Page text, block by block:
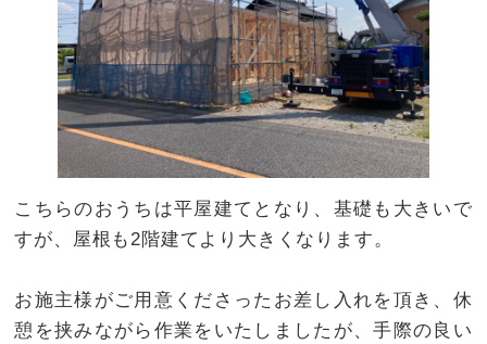
こちらのおうちは平屋建てとなり、基礎も大きいで
すが、屋根も2階建てより大きくなります。
お施主様がご用意くださったお差し入れを頂き、休
憩を挟みながら作業をいたしましたが、手際の良い